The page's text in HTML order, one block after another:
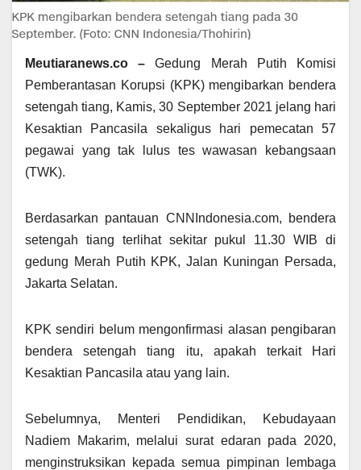
Meutiaranews.co –Gedung Merah Putih Komisi
Pemberantasan Korupsi (KPK) mengibarkan bendera
setengah tiang, Kamis, 30 September 2021 jelang hari
Kesaktian Pancasila sekaligus hari pemecatan 57
pegawai yang tak lulus tes wawasan kebangsaan
(TWK).
Berdasarkan pantauan CNNIndonesia.com, bendera
setengah tiang terlihat sekitar pukul 11.30 WIB di
gedung Merah Putih KPK, Jalan Kuningan Persada,
Jakarta Selatan.
KPK sendiri belum mengonfirmasi alasan pengibaran
bendera setengah tiang itu, apakah terkait Hari
Kesaktian Pancasila atau yang lain.
Sebelumnya, Menteri Pendidikan, Kebudayaan
Nadiem Makarim, melalui surat edaran pada 2020,
menginstruksikan kepada semua pimpinan lembaga